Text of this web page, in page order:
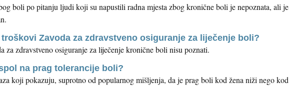
boli po pitanju ljudi koji su napustili radna mjesta zbog kronične boli je nepoznata, ali je
Zavoda za zdravstveno osiguranje za liječenje boli?
za zdravstveno osiguranje za liječenje kronične boli nisu poznati.
na prag tolerancije boli?
koji pokazuju, suprotno od popularnog mišljenja, da je prag boli kod žena niži nego kod